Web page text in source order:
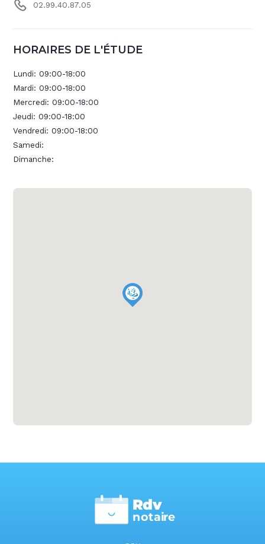
02.99.40.87.05
HORAIRES DE L'ÉTUDE
Lundi:09:00-18:00
Mardi:09:00-18:00
Mercredi:09:00-18:00
Jeudi:09:00-18:00
Vendredi:09:00-18:00
Samedi:
Dimanche:
notaire
Rdv